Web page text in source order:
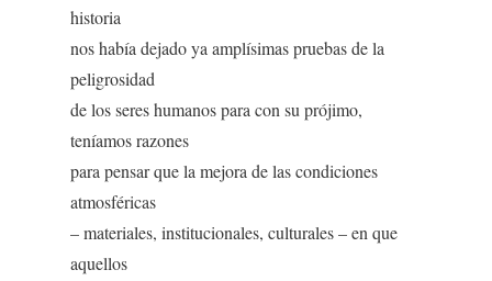
historia
nos había dejado ya amplísimas pruebas de la
peligrosidad
de los seres humanos para con su prójimo,
teníamos razones
para pensar que la mejora de las condiciones
atmosféricas
– materiales, institucionales, culturales – en que
aquellos